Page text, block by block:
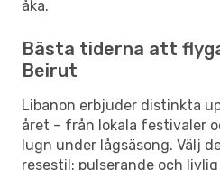
åka.
Bästa tiderna att
Beirut
Libanon erbjuder distinkta
året – från lokala festivaler
lugn under lågsäsong. Välj
resestil: pulserande och